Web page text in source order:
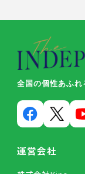
全国の個性あふれ
運営会社